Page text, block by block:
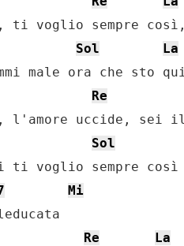
Sol
La
Re
Sol
Mi
Re
La